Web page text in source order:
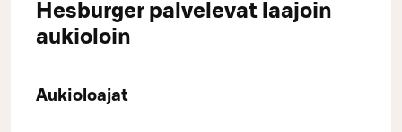
Hesburger palvelevat laajoin
aukioloin
Aukioloajat